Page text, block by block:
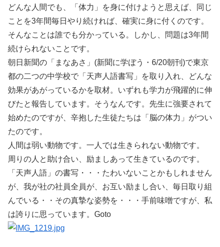
どんな人間でも、「体力」を身に付けようと思えば、同じ
ことを3年間毎日やり続ければ、確実に身に付くのです。
そんなことは誰でも分かっている。しかし、問題は3年間
続けられないことです。
朝日新聞の「まなあさ」(新聞に学ぼう・6/20朝刊)で東京
都の二つの中学校で「天声人語書写」を取り入れ、どんな
効果があがっているかを取材。いずれも学力が飛躍的に伸
びたと報告しています。そうなんです。先生に強要されて
始めたのですが、辛抱した生徒たちは「脳の体力」がつい
たのです。
人間は弱い動物です。一人では生きられない動物です。
周りの人と助け合い、励ましあって生きているのです。
「天声人語」の書写・・・たわいないことかもしれません
が、我が社の社員全員が、お互い励まし合い、毎日取り組
んでいる・・その真摯な姿勢を・・・手前味噌ですが、私
は誇りに思っています。Goto